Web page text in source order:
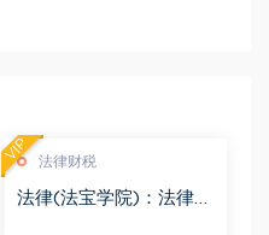
法律财税
法律(法宝学院)：法律信
VIP